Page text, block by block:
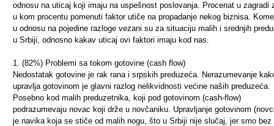
odnosu na uticaj koji imaju na uspešnost poslovanja. Procenat u zagradi
u kom procentu pomenuti faktor utiče na propadanje nekog biznisa.
u odnosu na pojedine razloge vezani su za situaciju malih i srednjih
u Srbiji, odnosno kakav uticaj ovi faktori imaju kod nas.
1. (82%) Problemi sa tokom gotovine (cash flow)
Nedostatak gotovine je rak rana i srpskih preduzeća. Nerazumevanje
upravlja gotovinom je glavni razlog nelikvidnosti većine naših preduzeća.
Posebno kod malih preduzetnika, koji pod gotovinom (cash-flow)
podrazumevaju novac koji drže u novčaniku. Upravljanje gotovinom
je navika koja se stiče od malih nogu, što u Srbiji nije slučaj, jer smo bez